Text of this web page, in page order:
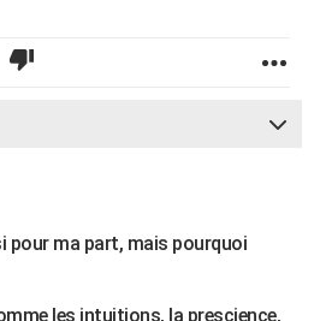
pour ma part, mais pourquoi
les intuitions, la prescience,